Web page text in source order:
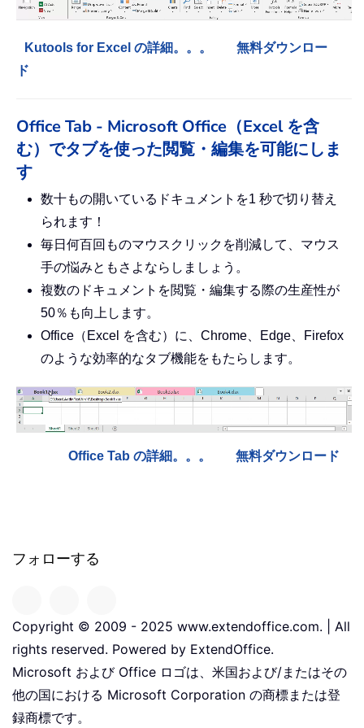
Kutools for Excel の詳細。。。
無料ダウンロー
ド
Office Tab - Microsoft Office（Excel を含
む）でタブを使った閲覧・編集を可能にしま
す
数十もの開いているドキュメントを1 秒で切り替え
られます！
毎日何百回ものマウスクリックを削減して、マウス
手の悩みともさよならしましょう。
複数のドキュメントを閲覧・編集する際の生産性が
50％も向上します。
Office（Excel を含む）に、Chrome、Edge、Firefox
のような効率的なタブ機能をもたらします。
Office Tab の詳細。。。 無料ダウンロード
フォローする
Copyright © 2009 - 2025 www.extendoffice.com. | All
rights reserved. Powered by ExtendOffice.
Microsoft および Office ロゴは、米国および/またはその
他の国における Microsoft Corporation の商標または登
録商標です。